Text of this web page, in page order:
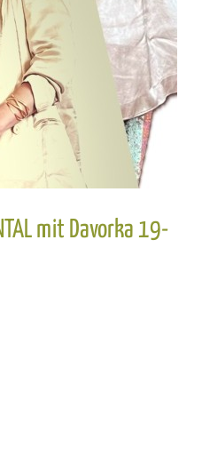
mit Davorka 19-